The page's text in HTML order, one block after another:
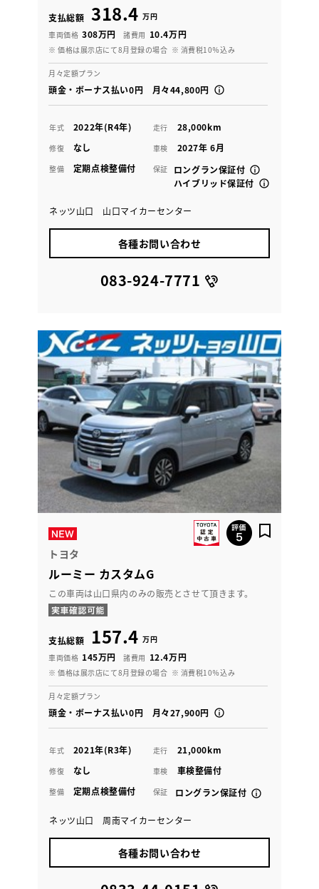
支払総額 318.4 万円
車両価格 308万円 諸費用 10.4万円
※ 価格は展示店にて8月登録の場合 ※ 消費税10％込み
月々定額プラン
頭金・ボーナス払い0円 月々44,800円
年式 2022年(R4年) 走行 28,000km
修復 なし 車検 2027年 6月
整備 定期点検整備付 保証
ロングラン保証付
ハイブリッド保証付
ネッツ山口 山口マイカーセンター
各種お問い合わせ
083-924-7771
トヨタ
ルーミー カスタムG
この車両は山口県内のみの販売とさせて頂きます。
支払総額 157.4 万円
車両価格 145万円 諸費用 12.4万円
※ 価格は展示店にて8月登録の場合 ※ 消費税10％込み
月々定額プラン
頭金・ボーナス払い0円 月々27,900円
年式 2021年(R3年) 走行 21,000km
修復 なし 車検 車検整備付
整備 定期点検整備付 保証 ロングラン保証付
ネッツ山口 周南マイカーセンター
各種お問い合わせ